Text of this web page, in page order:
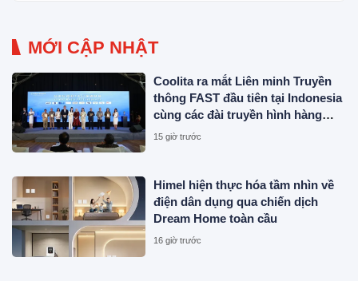
MỚI CẬP NHẬT
Coolita ra mắt Liên minh Truyền
thông FAST đầu tiên tại Indonesia
cùng các đài truyền hình hàng
đầu
15 giờ trước
Himel hiện thực hóa tầm nhìn về
điện dân dụng qua chiến dịch
Dream Home toàn cầu
16 giờ trước